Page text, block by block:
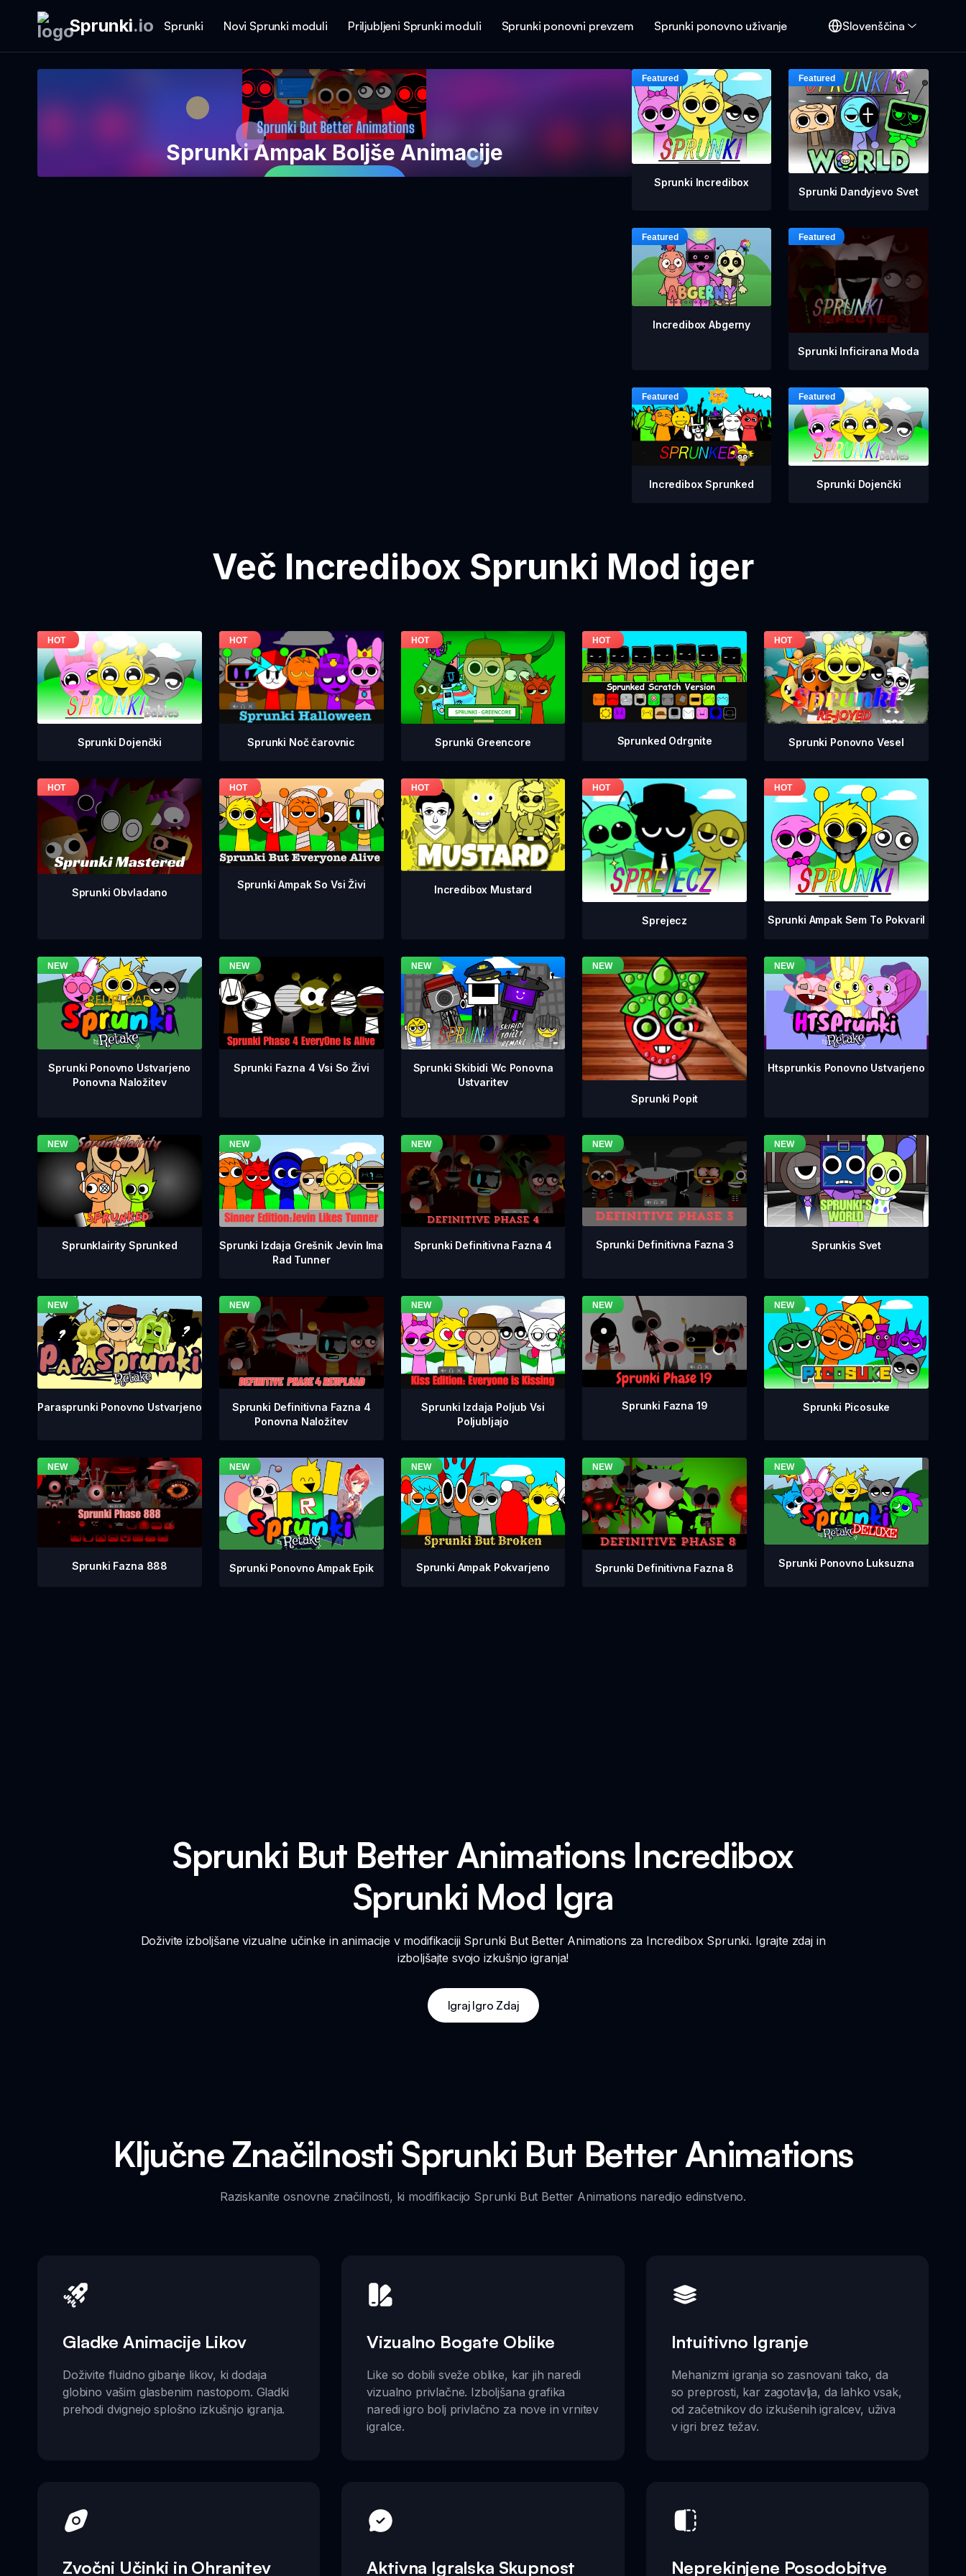
Sprunki.io Sprunki Novi Sprunki moduli Priljubljeni Sprunki moduli Sprunki ponovni prevzem Sprunki ponovno uživanje Slovenščina
Sprunki Ampak Boljše Animacije
Sprunki Incredibox
Sprunki Dandyjevo Svet
Incredibox Abgerny
Sprunki Inficirana Moda
Incredibox Sprunked Sprunki Dojenčki
Več Incredibox Sprunki Mod iger
Sprunki Dojenčki Sprunki Noč čarovnic Sprunki Greencore Sprunked Odrgnite Sprunki Ponovno Vesel
Sprunki Obvladano
Sprunki Ampak So Vsi Živi Incredibox Mustard
Sprejecz Sprunki Ampak Sem To Pokvaril
Sprunki Ponovno Ustvarjeno
Ponovna Naložitev
Sprunki Fazna 4 Vsi So Živi
Sprunki Skibidi Wc Ponovna
Ustvaritev
Sprunki Popit
Htsprunkis Ponovno Ustvarjeno
Sprunklairity Sprunked
Sprunki Izdaja Grešnik Jevin Ima
Rad Tunner
Sprunki Definitivna Fazna 4 Sprunki Definitivna Fazna 3 Sprunkis Svet
Parasprunki Ponovno Ustvarjeno
Sprunki Definitivna Fazna 4
Ponovna Naložitev
Sprunki Izdaja Poljub Vsi
Poljubljajo
Sprunki Fazna 19 Sprunki Picosuke
Sprunki Fazna 888 Sprunki Ponovno Ampak Epik Sprunki Ampak Pokvarjeno Sprunki Definitivna Fazna 8 Sprunki Ponovno Luksuzna
Sprunki But Better Animations Incredibox
Sprunki Mod Igra
Doživite izboljšane vizualne učinke in animacije v modifikaciji Sprunki But Better Animations za Incredibox Sprunki. Igrajte zdaj in
izboljšajte svojo izkušnjo igranja!
Igraj Igro Zdaj
Ključne Značilnosti Sprunki But Better Animations
Raziskanite osnovne značilnosti, ki modifikacijo Sprunki But Better Animations naredijo edinstveno.
Gladke Animacije Likov
Doživite fluidno gibanje likov, ki dodaja
globino vašim glasbenim nastopom. Gladki
prehodi dvignejo splošno izkušnjo igranja.
Vizualno Bogate Oblike
Like so dobili sveže oblike, kar jih naredi
vizualno privlačne. Izboljšana grafika
naredi igro bolj privlačno za nove in vrnitev
igralce.
Intuitivno Igranje
Mehanizmi igranja so zasnovani tako, da
so preprosti, kar zagotavlja, da lahko vsak,
od začetnikov do izkušenih igralcev, uživa
v igri brez težav.
Zvočni Učinki in Ohranitev Aktivna Igralska Skupnost Neprekinjene Posodobitve